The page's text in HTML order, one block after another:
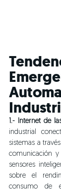
1.- Internet de
industrial
sistemas a
comunicación
sensores
sobre el
consumo de